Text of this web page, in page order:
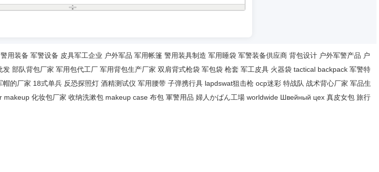
警用装备 军警设备 皮具军工企业 户外军品 军用帐篷 警用装具制造 军用睡袋 军警装备供应商 背包设计 户外军警产品 户
发 部队背包厂家 军用包代工厂 军用背包生产厂家 双肩背式枪袋 军包袋 枪套 军工皮具 火器袋 tactical backpack 军警特
帽的厂家 18式单兵 反恐探照灯 酒精测试仪 军用腰带 子弹携行具 lapdswat狙击枪 ocp迷彩 特战队 战术背心厂家 军品生
makeup 化妆包厂家 收纳洗漱包 makeup case 布包 軍警用品 婦人かばん工場 worldwide Швейный цех 真皮女包 旅行